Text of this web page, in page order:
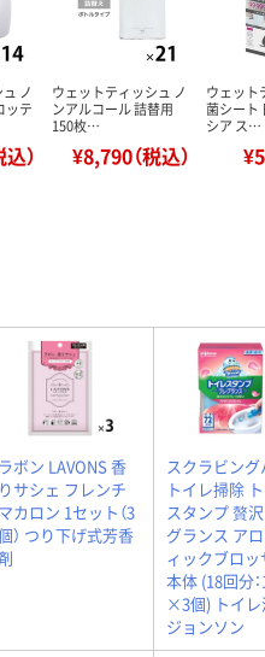
ノ
ッテ
）
ウェットティッシュ ノ
ンアルコール 詰替用
150枚…
¥8,790（税込）
ウェット
菌シート
シア ス…
ラボン LAVONS 香
りサシェ フレンチ
マカロン 1セット（3
） つり下げ式芳香
スクラビン
トイレ掃除
スタンプ 贅
グランス ア
ィックブロッ
本体 (18回分
×3個) トイレ
ジョンソン